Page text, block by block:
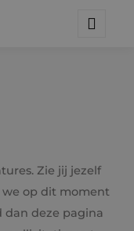
Zie jij jezelf
we op dit moment
dan deze pagina